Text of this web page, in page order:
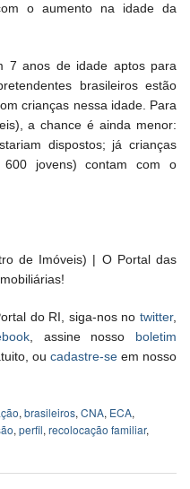
o aumento na idade da
7 anos de idade aptos para
brasileiros estão
crianças nessa idade. Para
a chance é ainda menor:
dispostos; já crianças
jovens) contam com o
de Imóveis) | O Portal das
do RI, siga-nos no twitter,
, assine nosso boletim
ou cadastre-seem nosso
, brasileiros, CNA, ECA,
, perfil, recolocação familiar,